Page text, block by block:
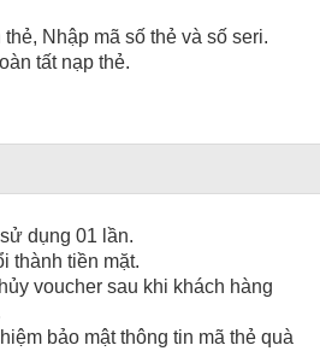
thẻ, Nhập mã số thẻ và số seri.
tất nạp thẻ.
dụng 01 lần.
thành tiền mặt.
voucher sau khi khách hàng
bảo mật thông tin mã thẻ quà